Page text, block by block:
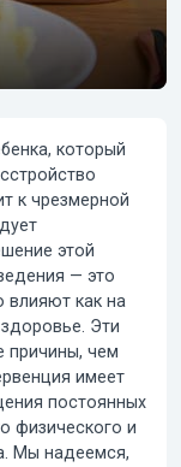
который
к чрезмерной
этой
— это
влияют как на
Эти
причины, чем
имеет
постоянных
физического и
Мы надеемся,